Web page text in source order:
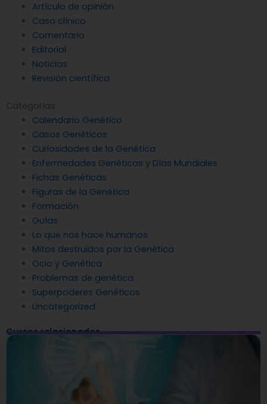
Artículo de opinión
Caso clínico
Comentario
Editorial
Noticias
Revisión científica
Categorías
Calendario Genético
Casos Genéticos
Curiosidades de la Genética
Enfermedades Genéticas y Días Mundiales
Fichas Genéticas
Figuras de la Genética
Formación
Guías
Lo que nos hace humanos
Mitos destruidos por la Genética
Ocio y Genética
Problemas de genética
Superpoderes Genéticos
Uncategorized
Cursos relacionados